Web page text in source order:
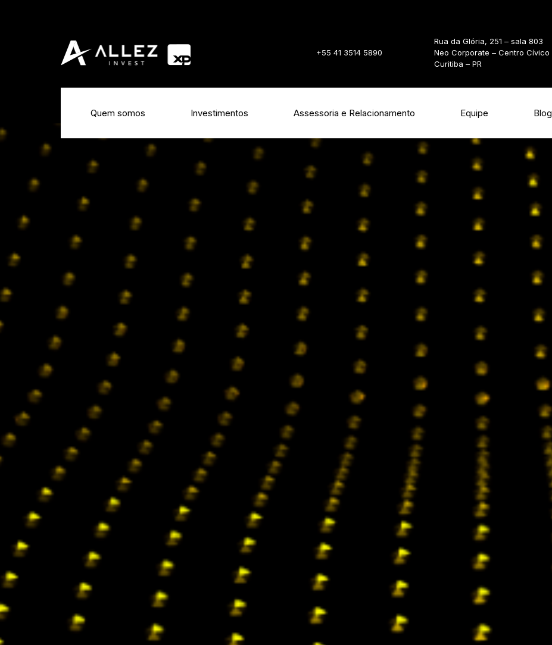
+55 41 3514 5890
Rua da Glória, 251 – sala 803
Neo Corporate – Centro Cívico
Curitiba – PR
Quem somos Investimentos Assessoria e Relacionamento Equipe Blog